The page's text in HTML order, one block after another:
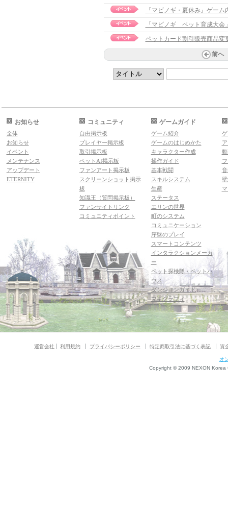
『マビノギ・夏休み』ゲー
「マビノギ ペット育成大会
ペットカード割引販売商品
前へ
お知らせ
全体
お知らせ
イベント
メンテナンス
アップデート
ETERNITY
コミュニティ
自由掲示板
プレイヤー掲示板
取引掲示板
ペットAI掲示板
ファンアート掲示板
スクリーンショット掲示
板
知識王（質問掲示板）
ファンサイトリンク
コミュニティポイント
ゲームガイド
ゲーム紹介
ゲームのはじめかた
キャラクター作成
操作ガイド
基本戦闘
スキルシステム
生産
ステータス
エリンの世界
町のシステム
コミュニケーション
序盤のプレイ
スマートコンテンツ
インタラクションメーカ
ー
ペット探検隊・ペットハ
ウス
ダンジョンガイド
マギグラフィ
運営会社 利用規約 プライバシーポリシー 特定商取引法に基づく表記 資
オ
Copyright © 2009 NEXON Korea